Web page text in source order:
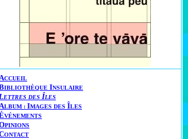
CCUEIL
IBLIOTHÈQUE INSULAIRE
ETTRES DES ÎLES
LBUM : IMAGES DES ÎLES
VÉNEMENTS
PINIONS
ONTACT